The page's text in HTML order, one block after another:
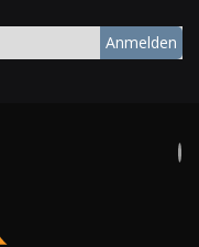
Anmelden